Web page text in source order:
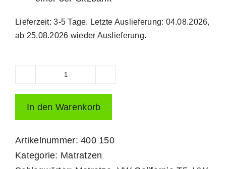
Lieferzeit:3-5 Tage. Letzte Auslieferung: 04.08.2026,
ab 25.08.2026 wieder Auslieferung.
3er
Matratze
VW
T5/T6/T6.1
Beach
In den Warenkorb
Artikelnummer:400 150
Kategorie: Matratzen